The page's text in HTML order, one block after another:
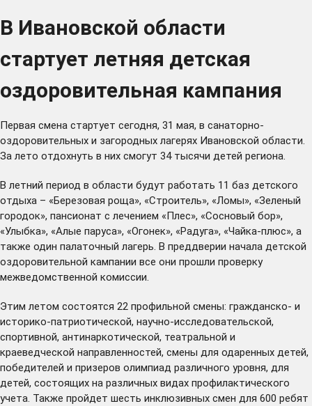
В Ивановской области
стартует летняя детская
оздоровительная кампания
Первая смена стартует сегодня, 31 мая, в санаторно-
оздоровительных и загородных лагерях Ивановской области.
За лето отдохнуть в них смогут 34 тысячи детей региона.
В летний период в области будут работать 11 баз детского
отдыха – «Березовая роща», «Строитель», «Ломы», «Зеленый
городок», пансионат с лечением «Плес», «Сосновый бор»,
«Улыбка», «Алые паруса», «Огонек», «Радуга», «Чайка-плюс», а
также один палаточный лагерь. В преддверии начала детской
оздоровительной кампании все они прошли проверку
межведомственной комиссии.
Этим летом состоятся 22 профильной смены: гражданско- и
историко-патриотической, научно-исследовательской,
спортивной, антинаркотической, театральной и
краеведческой направленностей, смены для одаренных детей,
победителей и призеров олимпиад различного уровня, для
детей, состоящих на различных видах профилактического
учета. Также пройдет шесть инклюзивных смен для 600 ребят